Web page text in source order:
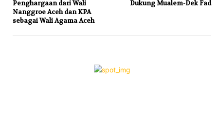
Penghargaan dari Wali
Nanggroe Aceh dan KPA
sebagai Wali Agama Aceh
Dukung Mualem-Dek Fad